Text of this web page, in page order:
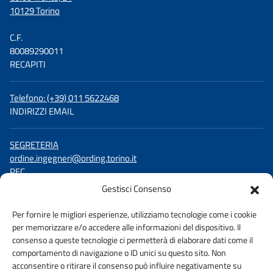
Gestisci Consenso
Per fornire le migliori esperienze, utilizziamo tecnologie come i cookie
per memorizzare e/o accedere alle informazioni del dispositivo. Il
consenso a queste tecnologie ci permetterà di elaborare dati come il
comportamento di navigazione o ID unici su questo sito. Non
acconsentire o ritirare il consenso può influire negativamente su
10129 Torino
C.F.
80089290011
RECAPITI
Telefono: (+39) 011 5622468
INDIRIZZI EMAIL
SEGRETERIA
ordine.ingegneri@ording.torino.it
PEC
ordine.torino@ingpec.eu
Facebook
LinkedIn
YouTube